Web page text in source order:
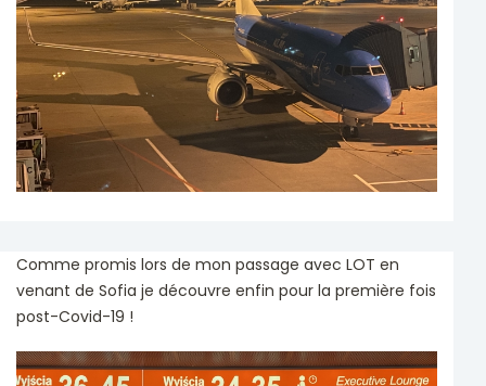
Comme promis lors de mon passage avec LOT en
venant de Sofia je découvre enfin pour la première fois
post-Covid-19 !